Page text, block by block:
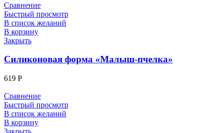
Сравнение
Быстрый просмотр
В список желаний
В корзину
Закрыть
Силиконовая форма «Малыш-пчелка»
619 Р
Сравнение
Быстрый просмотр
В список желаний
В корзину
Закрыть